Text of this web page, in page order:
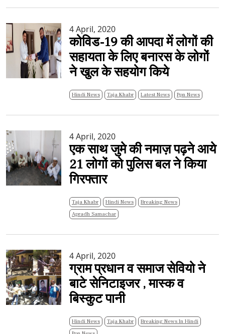
4 April, 2020
कोविड-19 की आपदा में लोगों की
सहायता के लिए बनारस के लोगों
ने खुल के सहयोग किये
Hindi News Taja Khabr Latest News Ppn News
4 April, 2020
एक साथ जुमे की नमाज़ पढ़ने आये
21 लोगों को पुलिस बल ने किया
गिरफ्तार
Taja Khabr Hindi News
Breaking News
Apradh Samachar
4 April, 2020
ग्राम प्रधान व समाज सेवियो ने
बाटे सेनिटाइजर , मास्क व
बिस्कुट पानी
Hindi News Taja Khabr
Breaking News In Hindi